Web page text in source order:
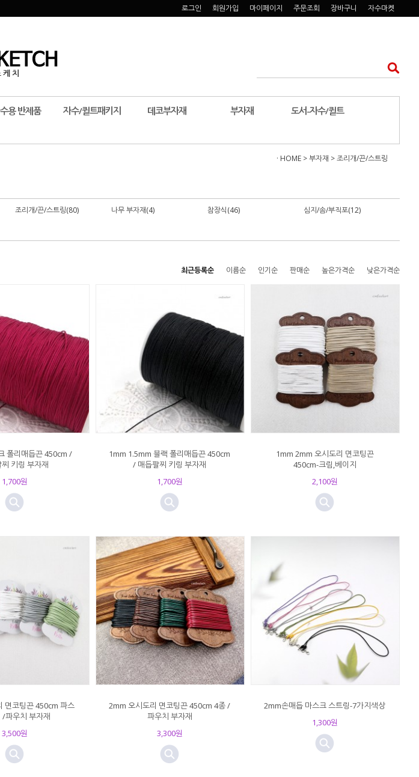
로그인 회원가입 마이페이지 주문조회 장바구니 자수마켓
용 반제품 자수/퀼트패키지 데코부자재 부자재
도서-자수/퀼트
· HOME >부자재 >조리개/끈/스트링
조리개/끈/스트링(80) 나무 부자재(4) 참장식(46)
심지/솜/부직포(12)
최근등록순 이름순 인기순 판매순 높은가격순 낮은가격순
폴리매듭끈 450cm /
키링 부자재
1,700원
1mm 1.5mm 블랙 폴리매듭끈 450cm
/ 매듭팔찌 키링 부자재
1,700원
1mm 2mm 오시도리 면코팅끈
450cm-크림,베이지
2,100원
면코팅끈 450cm 파스
/파우치 부자재
3,500원
2mm 오시도리 면코팅끈 450cm 4종 /
파우치 부자재
3,300원
2mm손매듭 마스크 스트링-7가지색상
1,300원